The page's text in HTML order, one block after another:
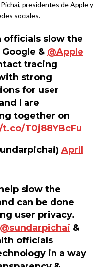
presidentes de Apple y
sociales.
officials slow the
Google & @Apple
tracing
strong
for user
and I are
together on
T0j88YBcFu
April
slow the
can be done
user privacy.
@sundarpichai &
officials
in a way